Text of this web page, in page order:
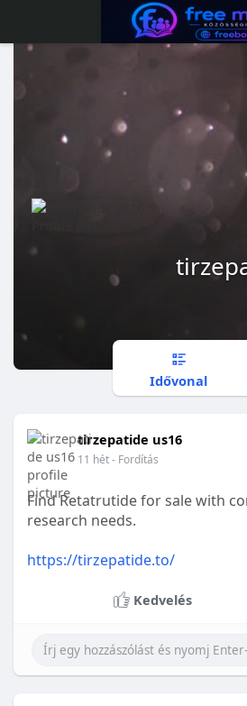
Idővonal
tirzepatide us16
11 hét- Fordítás
Find Retatrutide for sale with
research needs.
https://tirzepatide.to/
Kedvelés